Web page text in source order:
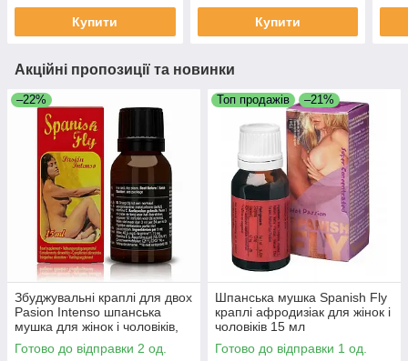
Купити Купити
Акційні пропозиції та новинки
–22%
Збуджувальні краплі для двох
Pasion Intenso шпанська
мушка для жінок і чоловіків,
Афродизіак (15 мл)
Готово до відправки 2 од.
Топ продажів –21%
Шпанська мушка Spanish Fly
краплі афродизіак для жінок і
чоловіків 15 мл
Готово до відправки 1 од.